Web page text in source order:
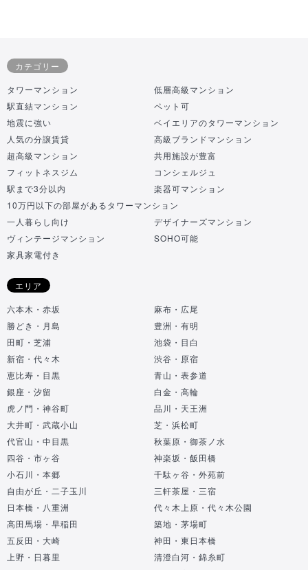
カテゴリー
タワーマンション
低層高級マンション
駅直結マンション
ペット可
地震に強い
ベイエリアのタワーマンション
人気の分譲賃貸
高級ブランドマンション
超高級マンション
共用施設が豊富
フィットネスジム
コンシェルジュ
駅まで3分以内
楽器可マンション
10万円以下の部屋があるタワーマンション
一人暮らし向け
デザイナーズマンション
ヴィンテージマンション
SOHO可能
家具家電付き
エリア
六本木・赤坂
麻布・広尾
勝どき・月島
豊洲・有明
田町・芝浦
池袋・目白
新宿・代々木
渋谷・原宿
恵比寿・目黒
青山・表参道
銀座・汐留
白金・高輪
虎ノ門・神谷町
品川・天王洲
大井町・武蔵小山
芝・浜松町
代官山・中目黒
秋葉原・御茶ノ水
四谷・市ヶ谷
神楽坂・飯田橋
小石川・本郷
千駄ヶ谷・外苑前
自由が丘・二子玉川
三軒茶屋・三宿
日本橋・八重洲
代々木上原・代々木公園
高田馬場・早稲田
築地・茅場町
五反田・大崎
神田・東日本橋
上野・日暮里
清澄白河・錦糸町